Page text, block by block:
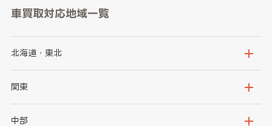
車買取対応地域一覧
北海道・東北
北海道
岩手県
関東
茨城県
中部